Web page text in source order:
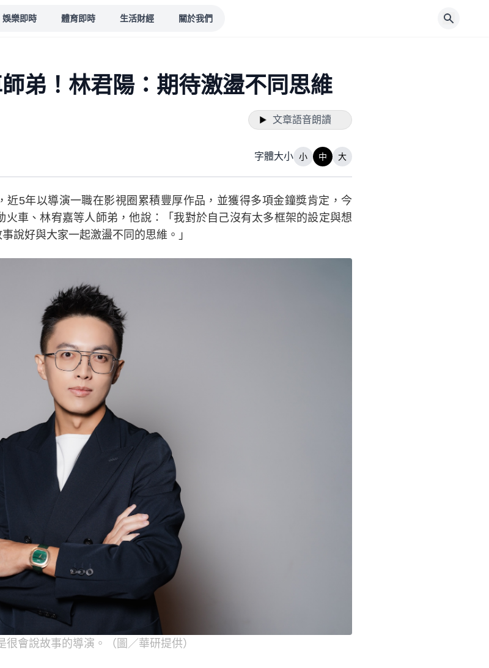
娛樂即時 體育即時 生活財經 關於我們
弟！林君陽：期待激盪不同思維
文章語音朗讀
字體大小 小 中 大
近5年以導演一職在影視圈累積豐厚作品，並獲得多項金鐘獎肯定，今
火車、林宥嘉等人師弟，他說：「我對於自己沒有太多框架的設定與想
說好與大家一起激盪不同的思維。」
很會說故事的導演。（圖／華研提供）